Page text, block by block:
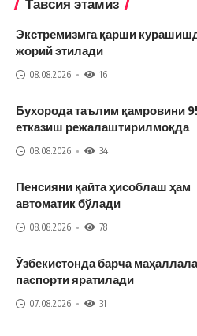
Экстремизмга қарши
жорий этилади
08.08.2026 16
Бухорода таълим қамровини
етказиш режалаштирилмоқда
08.08.2026 34
Пенсияни қайта ҳисоблаш ҳам
автоматик бўлади
08.08.2026 78
Ўзбекистонда барча
паспорти яратилади
07.08.2026 31